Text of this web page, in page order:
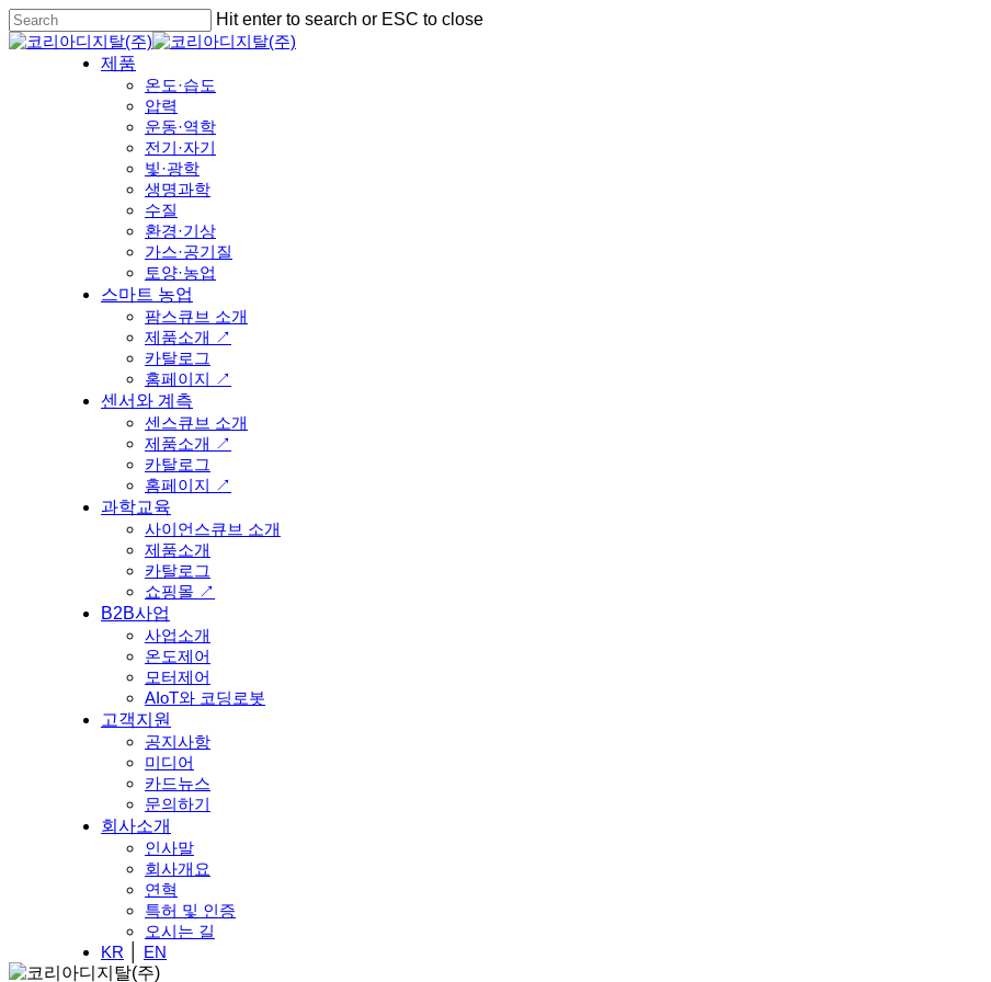
Skip
to
Hit enter to search or ESC to close
Close
제품
온도·습도
압력
운동·역학
전기·자기
빛·광학
생명과학
수질
환경·기상
가스·공기질
토양·농업
스마트 농업
팜스큐브 소개
제품소개 ↗
카탈로그
홈페이지 ↗
센서와 계측
센스큐브 소개
제품소개 ↗
카탈로그
홈페이지 ↗
과학교육
사이언스큐브 소개
제품소개
카탈로그
쇼핑몰 ↗
B2B사업
사업소개
온도제어
모터제어
AIoT와 코딩로봇
고객지원
공지사항
미디어
카드뉴스
문의하기
회사소개
인사말
회사개요
연혁
특허 및 인증
오시는 길
KR
EN